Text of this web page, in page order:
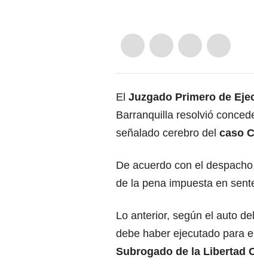
El Juzgado Primero de
Barranquilla resolvió
señalado cerebro del caso
De acuerdo con el
de la pena impuesta en
Lo anterior, según el auto
debe haber ejecutado para
Subrogado de la Libertad